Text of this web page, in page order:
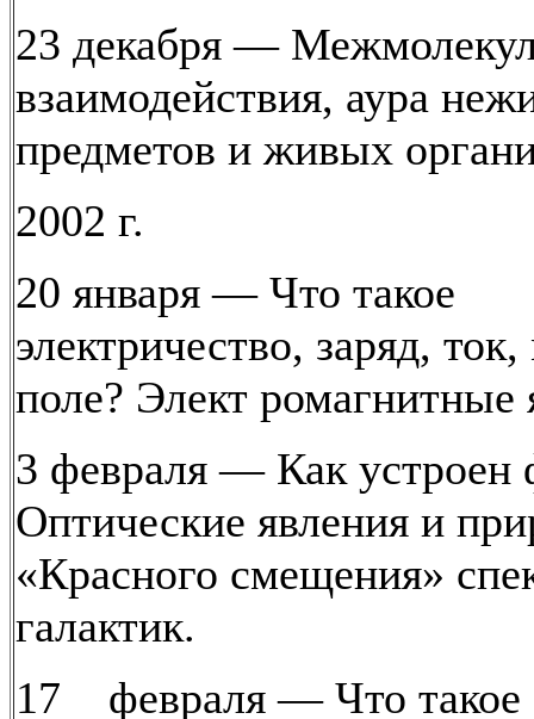
23 декабря —
взаимодействия, аура
предметов и живых
2002 г.
20 января — Что такое
электричество, заряд,
поле? Элект ромагнитные
3 февраля — Как устроен
Оптические явления и
«Красного смещения»
галактик.
17 февраля — Что такое